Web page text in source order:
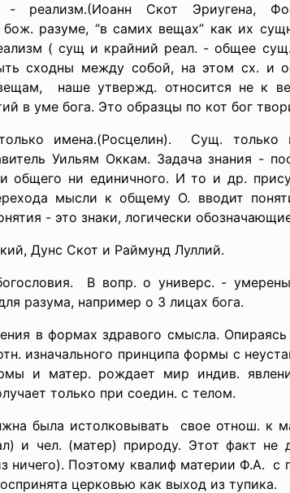
Скот Эриугена,
разуме, “в самих вещах” как их
( сущ и крайний реал. - общее
сходны между собой, на этом сх. и
наше утвержд. относится не к
в уме бога. Это образцы по кот бог
имена.(Росцелин). Сущ. только
Уильям Оккам. Задача знания -
ни единичного. И то и др.
мысли к общему О. вводит
- это знаки, логически
Дунс Скот и Раймунд Луллий.
В вопр. о универс. -
разума, например о 3 лицах бога.
в формах здравого смысла. Опираясь
изначального принципа формы с
и матер. рождает мир индив.
только при соедин. с телом.
была истолковывать свое отнош. к
и чел. (матер) природу. Этот факт не
ничего). Поэтому квалиф материи Ф.А. с
церковью как выход из тупика.